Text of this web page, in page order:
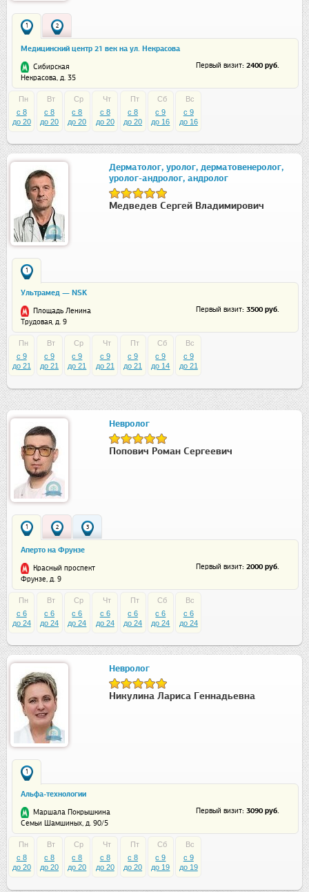
1 2
Медицинский центр 21 век на ул. Некрасова
Сибирская
Некрасова, д. 35
Первый визит: 2400 руб.
Пн
c 8
до 20
Вт
c 8
до 20
Ср
c 8
до 20
Чт
c 8
до 20
Пт
c 8
до 20
Сб
c 9
до 16
Вс
c 9
до 16
Дерматолог, уролог, дерматовенеролог,
уролог-андролог, андролог
Медведев Сергей Владимирович
1
Ультрамед — NSK
Площадь Ленина
Трудовая, д. 9
Первый визит: 3500 руб.
Пн
c 9
до 21
Вт
c 9
до 21
Ср
c 9
до 21
Чт
c 9
до 21
Пт
c 9
до 21
Сб
c 9
до 14
Вс
c 9
до 21
Невролог
Попович Роман Сергеевич
1 2 3
Аперто на Фрунзе
Красный проспект
Фрунзе, д. 9
Первый визит: 2000 руб.
Пн
c 6
до 24
Вт
c 6
до 24
Ср
c 6
до 24
Чт
c 6
до 24
Пт
c 6
до 24
Сб
c 6
до 24
Вс
c 6
до 24
Невролог
Никулина Лариса Геннадьевна
1
Альфа-технологии
Маршала Покрышкина
Семьи Шамшиных, д. 90/5
Первый визит: 3090 руб.
Пн
c 8
до 20
Вт
c 8
до 20
Ср
c 8
до 20
Чт
c 8
до 20
Пт
c 8
до 20
Сб
c 9
до 19
Вс
c 9
до 19